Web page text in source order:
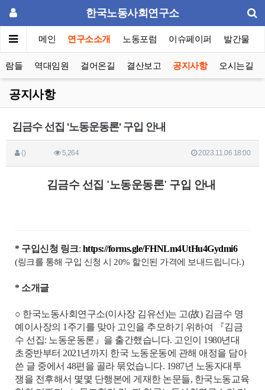
한국노동사회연구소
메인 연구소소개 노동포럼 이슈페이퍼 발간물
람들 역대임원 걸어온길 결산보고 공지사항 오시는길
공지사항
김금수 선집 '노동운동론' 구입 안내
() 5,264 2023.11.06 18:00
김금수 선집 '노동운동론' 구입 안내
* 구입신청 링크: https://forms.gle/FHNLm4UtHu4Gydmi6
(링크를 통해 구입 신청 시 20% 할인된 가격에 보내드립니다.)
* 소개글
○ 한국노동사회연구소(이사장 김유선)는 고(故) 김금수 명
예이사장의 1주기를 맞아 고인을 추모하기 위하여 『김금
수 선집: 노동운동론』을 출간했습니다. 고인이 1980년대
초중반부터 2021년까지 한국 노동운동에 관해 애정을 담아
쓴 글 중에서 48편을 골라 묶었습니다. 1987년 노동자대투
쟁을 전후해서 몇몇 단행본에 게재한 논문들, 한국노동교육